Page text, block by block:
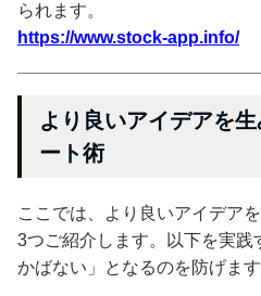
られます。
https://www.stock-app.info/
より良いアイデアを
ート術
ここでは、より良いアイデア
3つご紹介します。以下を実
かばない」となるのを防げます